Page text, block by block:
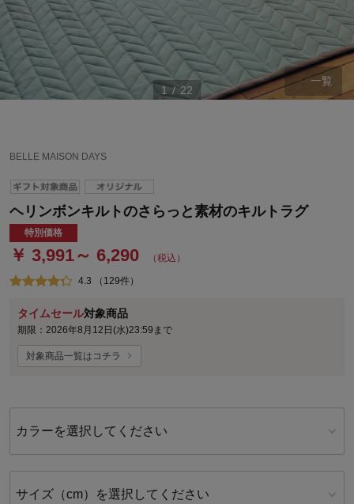
1 / 22
一覧
BELLE MAISON DAYS
ヘリンボンキルトのさらっと素材のキルトラグ
特別価格
￥ 3,991～ 6,290 （税込）
4.3 （129件）
タイムセール対象商品
期限：2026年8月12日(水)23:59まで
対象商品一覧はコチラ
カラーを選択してください
サイズ（cm）を選択してください